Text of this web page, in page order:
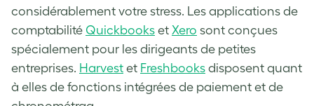
considérablement votre stress. Les applications de
comptabilité Quickbooks et Xero sont conçues
spécialement pour les dirigeants de petites
entreprises. Harvest et Freshbooks disposent quant
à elles de fonctions intégrées de paiement et de